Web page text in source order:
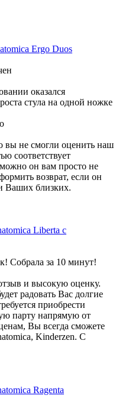
Ergo Duos
оказался
стула на одной ножке
вы не смогли оценить наш
соответствует
он вам просто не
возврат, если он
Ваших близких.
Liberta с
Собрала за 10 минут!
и высокую оценку.
радовать Вас долгие
приобрести
парту напрямую от
Вы всегда сможете
Kinderzen. С
Ragenta